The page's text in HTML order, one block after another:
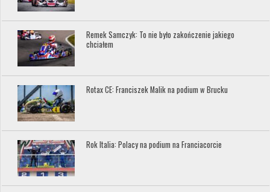
Remek Samczyk: To nie było zakończenie jakiego
chciałem
Rotax CE: Franciszek Malik na podium w Brucku
Rok Italia: Polacy na podium na Franciacorcie